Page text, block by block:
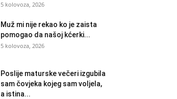
5 kolovoza, 2026
Muž mi nije rekao ko je zaista
pomogao da našoj kćerki...
5 kolovoza, 2026
Poslije maturske večeri izgubila
sam čovjeka kojeg sam voljela,
a istina...